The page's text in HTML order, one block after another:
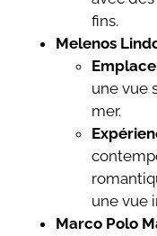
fins.
Melenos
une vue
mer.
une vue
Marco Polo